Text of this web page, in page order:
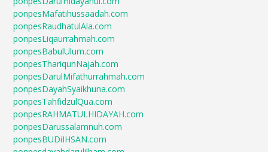
ponpesMafatihussaadah.com
ponpesRaudhatulAla.com
ponpesLiqaurrahmah.com
ponpesBabulUlum.com
ponpesThariqunNajah.com
ponpesDarulMifathurrahmah.com
ponpesDayahSyaikhuna.com
ponpesTahfidzulQua.com
ponpesRAHMATULHIDAYAH.com
ponpesDarussalamnuh.com
ponpesBUDiIHSAN.com